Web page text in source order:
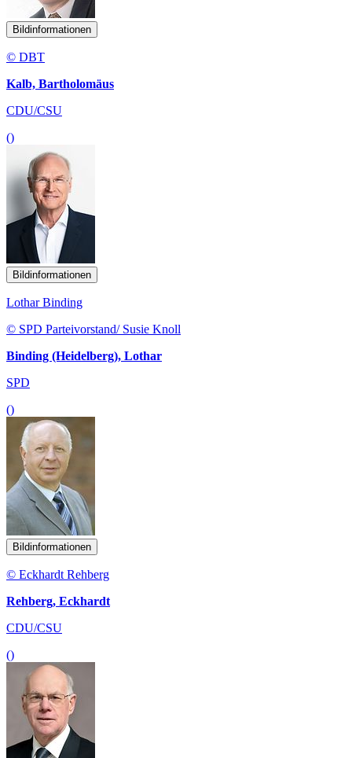
Bildinformationen
© DBT
Kalb, Bartholomäus
CDU/CSU
()
Bildinformationen
Lothar Binding
© SPD Parteivorstand/ Susie Knoll
Binding (Heidelberg), Lothar
SPD
()
Bildinformationen
© Eckhardt Rehberg
Rehberg, Eckhardt
CDU/CSU
()